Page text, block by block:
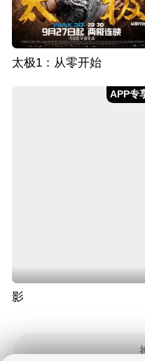
太极1：从零开始
APP专
影